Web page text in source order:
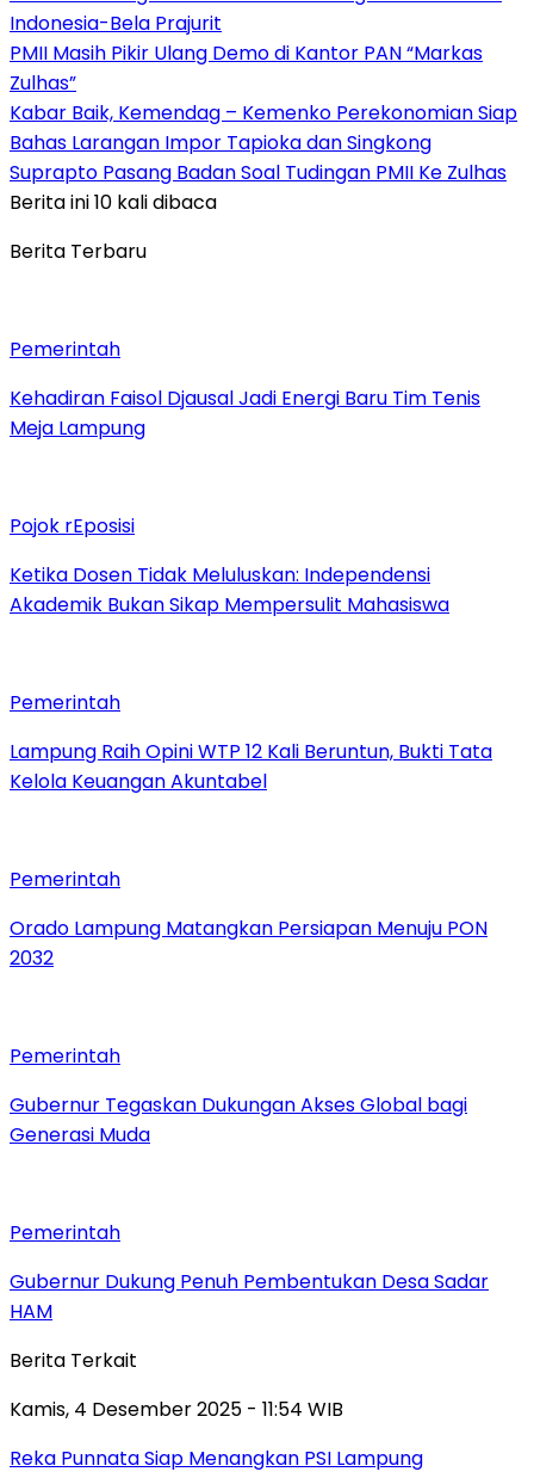
Indonesia-Bela Prajurit
PMII Masih Pikir Ulang Demo di Kantor PAN “Markas
Zulhas”
Kabar Baik, Kemendag – Kemenko Perekonomian Siap
Bahas Larangan Impor Tapioka dan Singkong
Suprapto Pasang Badan Soal Tudingan PMII Ke Zulhas
Berita ini 10 kali dibaca
Berita Terbaru
Pemerintah
Kehadiran Faisol Djausal Jadi Energi Baru Tim Tenis
Meja Lampung
Pojok rEposisi
Ketika Dosen Tidak Meluluskan: Independensi
Akademik Bukan Sikap Mempersulit Mahasiswa
Pemerintah
Lampung Raih Opini WTP 12 Kali Beruntun, Bukti Tata
Kelola Keuangan Akuntabel
Pemerintah
Orado Lampung Matangkan Persiapan Menuju PON
2032
Pemerintah
Gubernur Tegaskan Dukungan Akses Global bagi
Generasi Muda
Pemerintah
Gubernur Dukung Penuh Pembentukan Desa Sadar
HAM
Berita Terkait
Kamis, 4 Desember 2025 - 11:54 WIB
Reka Punnata Siap Menangkan PSI Lampung